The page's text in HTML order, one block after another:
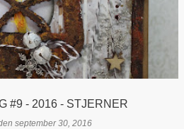
#9 - 2016 - STJERNER
september 30, 2016